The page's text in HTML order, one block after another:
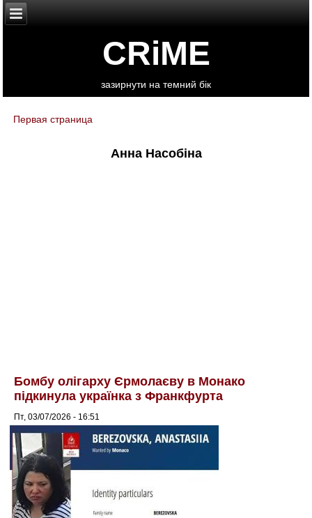
CRiME
зазирнути на темний бік
You are here
Первая страница
Анна Насобіна
Бомбу олігарху Єрмолаєву в Монако
підкинула українка з Франкфурта
Пт, 03/07/2026 - 16:51